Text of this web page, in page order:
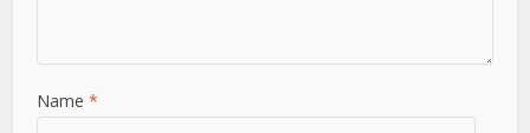
Name *